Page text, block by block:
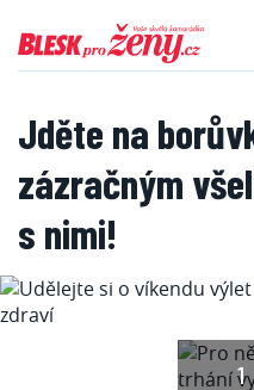
Jděte na
zázračným
s nimi!
1